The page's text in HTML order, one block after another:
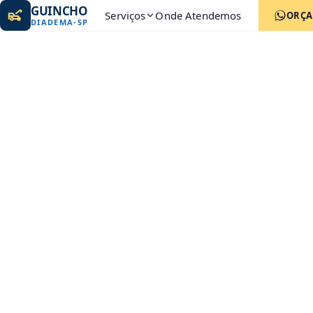
GUINCHO
DIADEMA-SP Serviços Onde Atendemos